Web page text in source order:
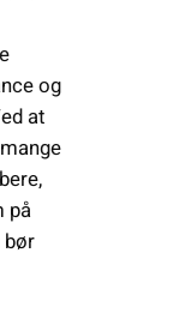
og
at
på
bør